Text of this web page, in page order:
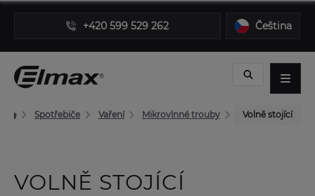
+420 599 529 262 Čeština
Spotřebiče Vaření Mikrovlnné trouby Volně stojící
VOLNĚ STOJÍCÍ